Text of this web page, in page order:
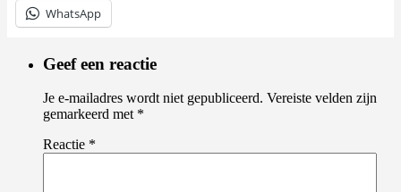
WhatsApp
Geef een reactie
Je e-mailadres wordt niet gepubliceerd. Vereiste velden zijn
gemarkeerd met *
Reactie *